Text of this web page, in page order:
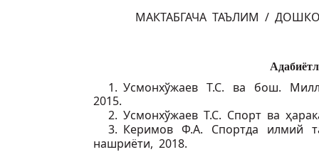
1. Усмонхўжаев Т.С. ва бош.
2015.
2. Усмонхўжаев Т.С. Спорт ва
3. Керимов Ф.А. Спортда илмий
нашриёти, 2018.
МАКТАБГАЧА ТАЪЛИМ /